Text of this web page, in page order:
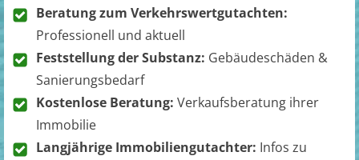
Beratung zum Verkehrswertgutachten:
Professionell und aktuell
Feststellung der Substanz: Gebäudeschäden &
Sanierungsbedarf
Kostenlose Beratung: Verkaufsberatung ihrer
Immobilie
Langjährige Immobiliengutachter: Infos zu